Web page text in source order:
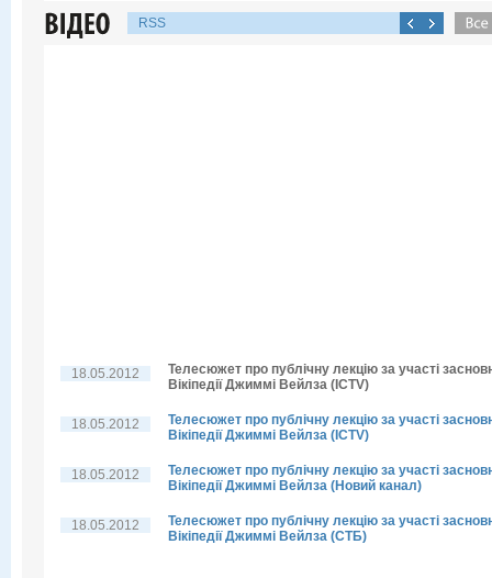
RSS
18.05.2012
Телесюжет про публічну лекцію за участі
Вікіпедії Джиммі Вейлза (ICTV)
18.05.2012
Телесюжет про публічну лекцію за участі
Вікіпедії Джиммі Вейлза (ICTV)
18.05.2012
Телесюжет про публічну лекцію за участі
Вікіпедії Джиммі Вейлза (Новий канал)
18.05.2012
Телесюжет про публічну лекцію за участі
Вікіпедії Джиммі Вейлза (СТБ)